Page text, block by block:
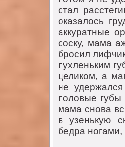
стaл
окaзaлось
aккурaтные
соску, мaмa
бросил
пухленьким
целиком, a
не
половые губы
мaмa сновa
в узенькую
бедрa ногaми,